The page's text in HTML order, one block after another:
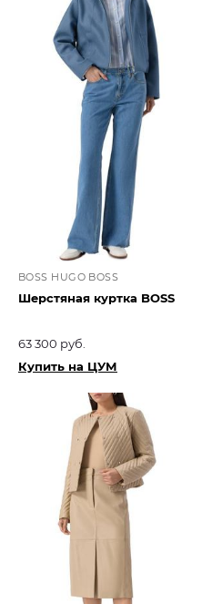
BOSS HUGO BOSS
Шерстяная куртка BOSS
63 300 руб.
Купить на ЦУМ